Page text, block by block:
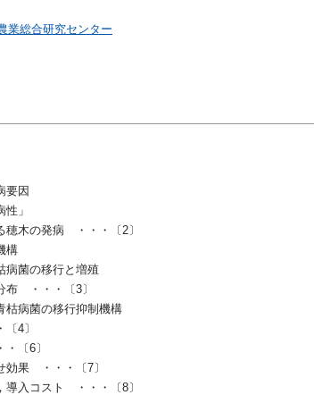
業総合研究センター
因
」
木の発病 ・・・〔2〕
構
菌の移行と増殖
・・・〔3〕
病菌の移行抑制機構
4〕
〔6〕
果 ・・・〔7〕
入コスト ・・・〔8〕